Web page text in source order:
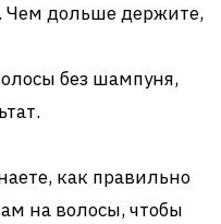
Чем дольше держите,
без шампуня,
как правильно
на волосы, чтобы